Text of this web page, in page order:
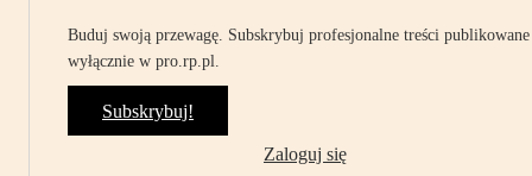
Buduj swoją przewagę. Subskrybuj profesjonalne treści publikowane
wyłącznie w pro.rp.pl.
Subskrybuj!
Zaloguj się